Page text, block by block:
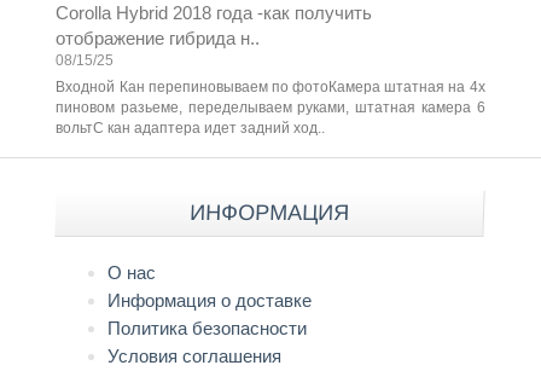
Corolla Hybrid 2018 года -как получить
отображение гибрида н..
08/15/25
Входной Кан перепиновываем по фотоКамера штатная на 4х
пиновом разьеме, переделываем руками, штатная камера 6
вольтС кан адаптера идет задний ход..
ИНФОРМАЦИЯ
О нас
Информация о доставке
Политика безопасности
Условия соглашения